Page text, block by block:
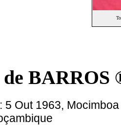
BARROS
5 Out 1963,